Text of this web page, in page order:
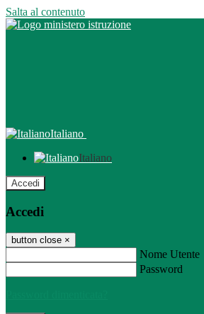
Salta al contenuto
Italiano
Italiano
Accedi
Accedi
button close ×
Nome Utente
Password